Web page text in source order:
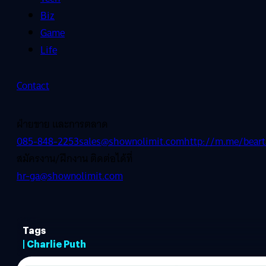
Biz
Game
Life
Contact
ฝ่ายขาย และการตลาด
085-848-2253sales@shownolimit.comhttp://m.me/
สมัครงาน/ฝึกงาน ติดต่อได้ที่
hr-ga@shownolimit.com
Tags
| Charlie Puth